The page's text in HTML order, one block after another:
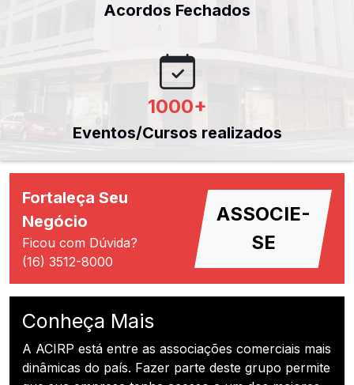
Acordos Fechados
1000+
Eventos/Cursos realizados
Fortaleça Seu
Negócio
Ficou com Dúvida?
(16) 3512-8000
ASSOCIE-
SE
Conheça Mais
A ACIRP está entre as associações comerciais mais
dinâmicas do país. Fazer parte deste grupo permite